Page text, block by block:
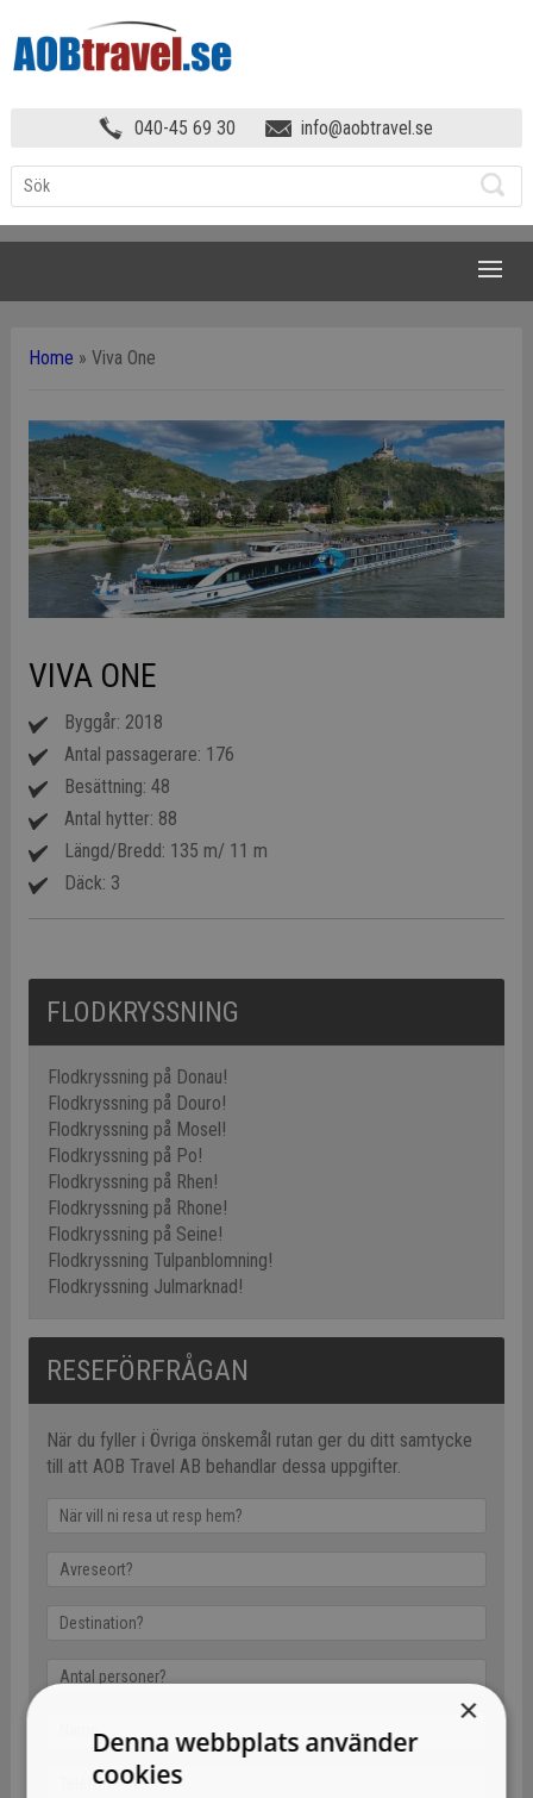
040-45 69 30 info@aobtravel.se
Home » Viva One
VIVA ONE
Byggår: 2018
Antal passagerare: 176
Besättning: 48
Antal hytter: 88
Längd/Bredd: 135 m/ 11 m
Däck: 3
FLODKRYSSNING
Flodkryssning på Donau!
Flodkryssning på Douro!
Flodkryssning på Mosel!
Flodkryssning på Po!
Flodkryssning på Rhen!
Flodkryssning på Rhone!
Flodkryssning på Seine!
Flodkryssning Tulpanblomning!
Flodkryssning Julmarknad!
RESEFÖRFRÅGAN
När du fyller i Övriga önskemål rutan ger du ditt samtycke
till att AOB Travel AB behandlar dessa uppgifter.
×
Denna webbplats använder
cookies